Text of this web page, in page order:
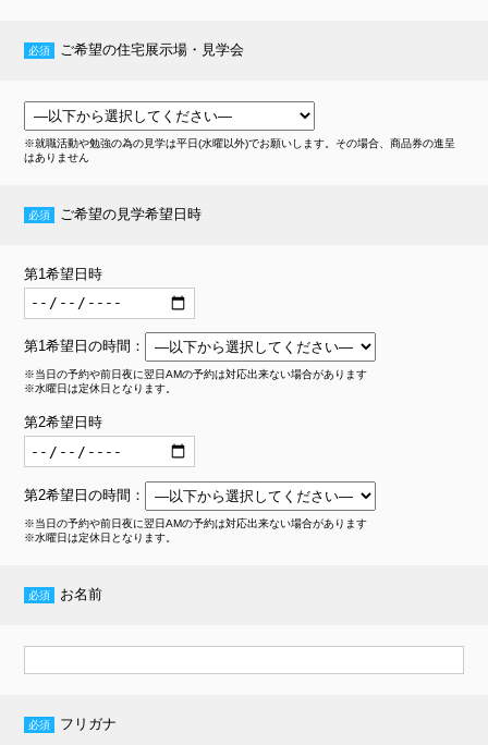
ご希望の住宅展示場・見学会
※就職活動や勉強の為の見学は平日(水曜以外)でお願いします。その場合、商品券の進呈
はありません
ご希望の見学希望日時
第1希望日時
第1希望日の時間 ：
※当日の予約や前日夜に翌日AMの予約は対応出来ない場合があります
※水曜日は定休日となります。
第2希望日時
第2希望日の時間 ：
※当日の予約や前日夜に翌日AMの予約は対応出来ない場合があります
※水曜日は定休日となります。
お名前
フリガナ